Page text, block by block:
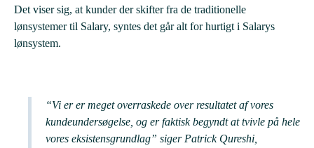
Det viser sig, at kunder der skifter fra de traditionelle
lønsystemer til Salary, syntes det går alt for hurtigt i Salarys
lønsystem.
“Vi er er meget overraskede over resultatet af vores
kundeundersøgelse, og er faktisk begyndt at tvivle på hele
vores eksistensgrundlag” siger Patrick Qureshi,